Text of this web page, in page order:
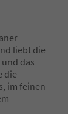
liebt die
das
die
im feinen